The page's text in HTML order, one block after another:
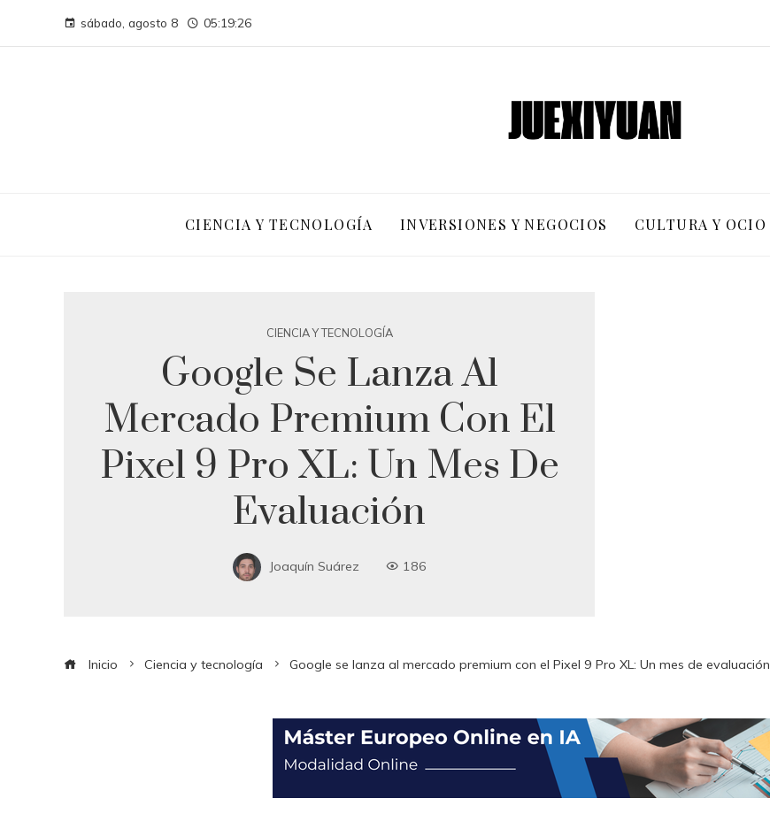
sábado, agosto 8 05:19:27
CIENCIA Y TECNOLOGÍA INVERSIONES Y NEGOCIOS CULTURA Y OCIO
CIENCIA Y TECNOLOGÍA
Google Se Lanza Al
Mercado Premium Con El
Pixel 9 Pro XL: Un Mes De
Evaluación
Joaquín Suárez 186
Inicio Ciencia y tecnología Google se lanza al mercado premium con el Pixel 9 Pro XL: Un mes de evaluación